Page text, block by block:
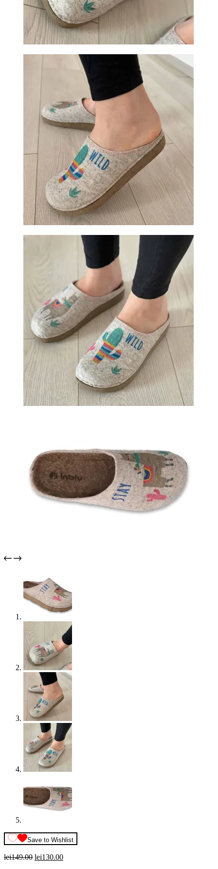
Save to Wishlist
lei149.00 Prețul
lei130.00Prețul